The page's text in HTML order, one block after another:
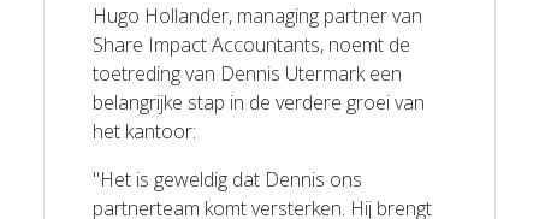
Hugo Hollander, managing partner van
Share Impact Accountants, noemt de
toetreding van Dennis Utermark een
belangrijke stap in de verdere groei van
het kantoor:
"Het is geweldig dat Dennis ons
partnerteam komt versterken. Hij brengt